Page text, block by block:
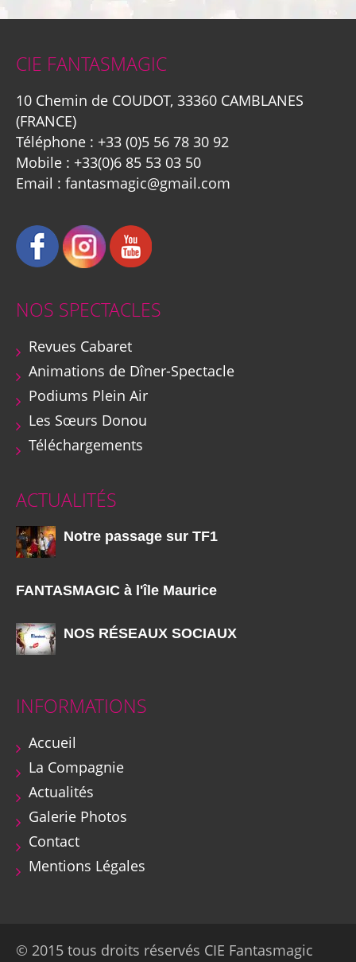
CIE FANTASMAGIC
10 Chemin de COUDOT, 33360 CAMBLANES
(FRANCE)
Téléphone : +33 (0)5 56 78 30 92
Mobile : +33(0)6 85 53 03 50
Email : fantasmagic@gmail.com
NOS SPECTACLES
Revues Cabaret
Animations de Dîner-Spectacle
Podiums Plein Air
Les Sœurs Donou
Téléchargements
ACTUALITÉS
Notre passage sur TF1
FANTASMAGIC à l'île Maurice
NOS RÉSEAUX SOCIAUX
INFORMATIONS
Accueil
La Compagnie
Actualités
Galerie Photos
Contact
Mentions Légales
© 2015 tous droits réservés CIE Fantasmagic